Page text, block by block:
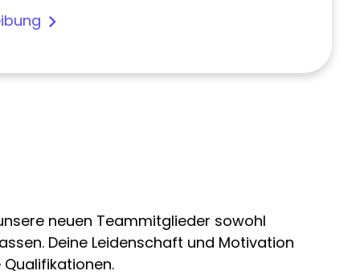
neuen Teammitglieder sowohl
Deine Leidenschaft und Motivation